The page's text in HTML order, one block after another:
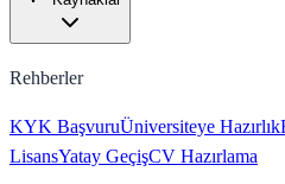
Rehberler
KYK BaşvuruÜniversiteye Hazırlık
LisansYatay GeçişCV Hazırlama